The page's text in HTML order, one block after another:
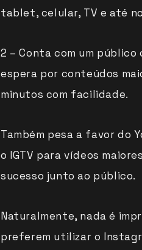
tablet, celular, TV e até
2 – Conta com um
espera por conteúdos
minutos com facilidade.
Também pesa a favor do
o IGTV para vídeos
sucesso junto ao público.
Naturalmente, nada é
preferem utilizar o